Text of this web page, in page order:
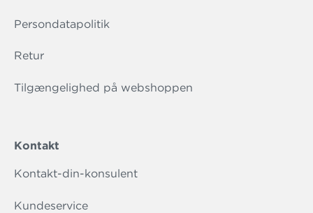
Persondatapolitik
Retur
Tilgængelighed på webshoppen
Kontakt
Kontakt-din-konsulent
Kundeservice